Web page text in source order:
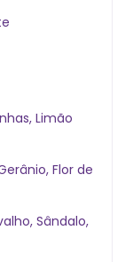
Limão
Flor de
Sândalo,